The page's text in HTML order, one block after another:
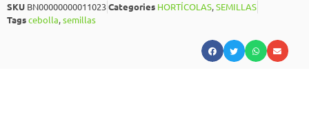
SKU BN00000000011023Categories HORTÍCOLAS,SEMILLAS
Tagscebolla,semillas